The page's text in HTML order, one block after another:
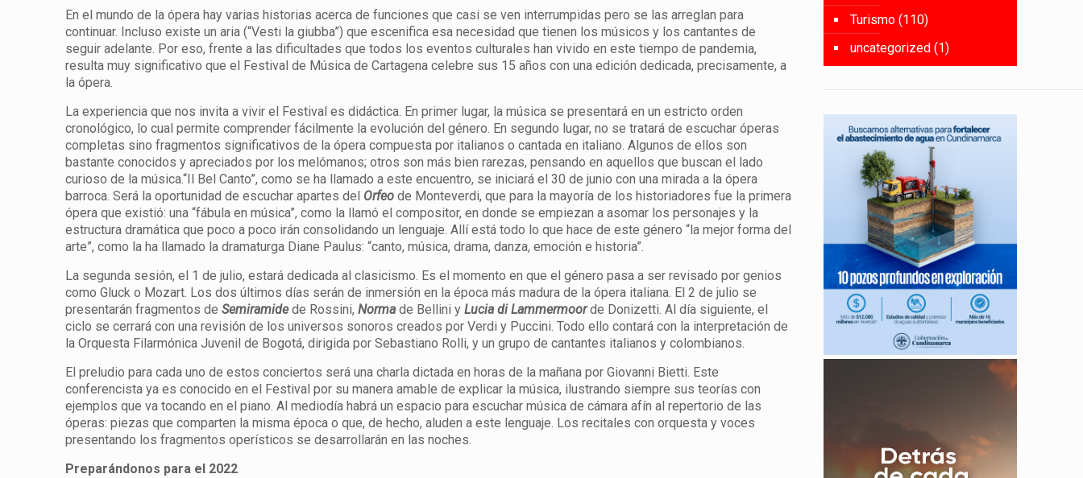
En el mundo de la ópera hay varias historias acerca de funciones que casi se ven interrumpidas pero se las arreglan para
continuar. Incluso existe un aria (“Vesti la giubba”) que escenifica esa necesidad que tienen los músicos y los cantantes de
seguir adelante. Por eso, frente a las dificultades que todos los eventos culturales han vivido en este tiempo de pandemia,
resulta muy significativo que el Festival de Música de Cartagena celebre sus 15 años con una edición dedicada, precisamente, a
la ópera.
La experiencia que nos invita a vivir el Festival es didáctica. En primer lugar, la música se presentará en un estricto orden
cronológico, lo cual permite comprender fácilmente la evolución del género. En segundo lugar, no se tratará de escuchar óperas
completas sino fragmentos significativos de la ópera compuesta por italianos o cantada en italiano. Algunos de ellos son
bastante conocidos y apreciados por los melómanos; otros son más bien rarezas, pensando en aquellos que buscan el lado
curioso de la música.“Il Bel Canto”, como se ha llamado a este encuentro, se iniciará el 30 de junio con una mirada a la ópera
barroca. Será la oportunidad de escuchar apartes del Orfeode Monteverdi, que para la mayoría de los historiadores fue la primera
ópera que existió: una “fábula en música”, como la llamó el compositor, en donde se empiezan a asomar los personajes y la
estructura dramática que poco a poco irán consolidando un lenguaje. Allí está todo lo que hace de este género “la mejor forma del
arte”, como la ha llamado la dramaturga Diane Paulus: “canto, música, drama, danza, emoción e historia”.
La segunda sesión, el 1 de julio, estará dedicada al clasicismo. Es el momento en que el género pasa a ser revisado por genios
como Gluck o Mozart. Los dos últimos días serán de inmersión en la época más madura de la ópera italiana. El 2 de julio se
presentarán fragmentos deSemiramidede Rossini,Norma de Bellini yLucia di Lammermoorde Donizetti. Al día siguiente, el
ciclo se cerrará con una revisión de los universos sonoros creados por Verdi y Puccini. Todo ello contará con la interpretación de
la Orquesta Filarmónica Juvenil de Bogotá, dirigida por Sebastiano Rolli, y un grupo de cantantes italianos y colombianos.
El preludio para cada uno de estos conciertos será una charla dictada en horas de la mañana por Giovanni Bietti. Este
conferencista ya es conocido en el Festival por su manera amable de explicar la música, ilustrando siempre sus teorías con
ejemplos que va tocando en el piano. Al mediodía habrá un espacio para escuchar música de cámara afín al repertorio de las
óperas: piezas que comparten la misma época o que, de hecho, aluden a este lenguaje. Los recitales con orquesta y voces
presentando los fragmentos operísticos se desarrollarán en las noches.
Preparándonos para el 2022
Turismo (110)
uncategorized (1)